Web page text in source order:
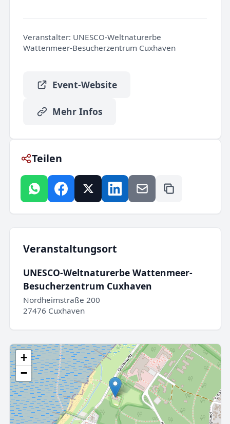
Veranstalter: UNESCO-Weltnaturerbe
Wattenmeer-Besucherzentrum Cuxhaven
Event-Website
Mehr Infos
Teilen
Veranstaltungsort
UNESCO-Weltnaturerbe Wattenmeer-
Besucherzentrum Cuxhaven
Nordheimstraße 200
27476 Cuxhaven
+
−